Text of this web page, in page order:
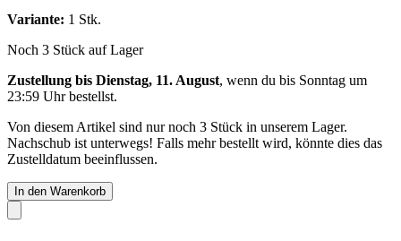
Variante: 1 Stk.
Noch 3 Stück auf Lager
Zustellung bis Dienstag, 11. August, wenn du bis Sonntag um
23:59 Uhrbestellst.
Von diesem Artikel sind nur noch 3 Stück in unserem Lager.
Nachschub ist unterwegs! Falls mehr bestellt wird, könnte dies das
Zustelldatum beeinflussen.
In den Warenkorb